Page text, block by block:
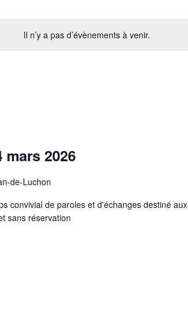
Il n’y a pas d’évènements à venir.
mars 2026
de-Luchon
convivial de paroles et d'échanges destiné aux
sans réservation